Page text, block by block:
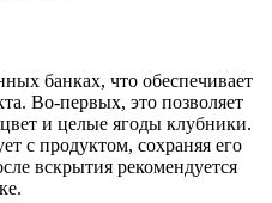
банках, что обеспечивает
Во-первых, это позволяет
и целые ягоды клубники.
с продуктом, сохраняя его
вскрытия рекомендуется